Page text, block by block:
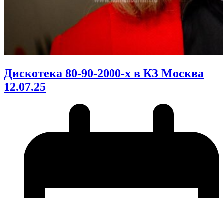
Дискотека 80-90-2000-х в КЗ Москва
12.07.25